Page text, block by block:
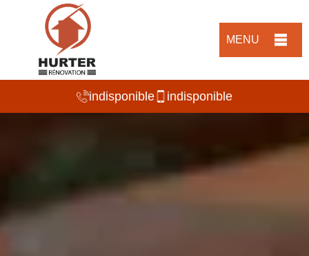
MENU
indisponible indisponible